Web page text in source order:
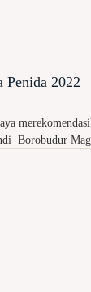
Penida 2022
Borobudur